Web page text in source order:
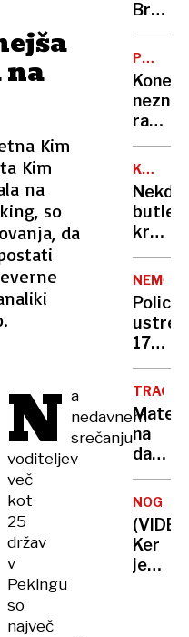
na
Kim
Kim
na
so
da
N a
nedavnem
srečanju
voditeljev
več
kot
25
držav
v
Pekingu
so
največ
Brniku
Iranke
si
želi
za
zeta
možno
kazen
PRVA
POMOČ
Konec
razmer
na
Bo
butler
kralja
Karla:
“Na
svojo
je
klice”
Policija
17-
dijaka,
ki je
na
dan
smrti
otroka
niso
mogli
Ker
je